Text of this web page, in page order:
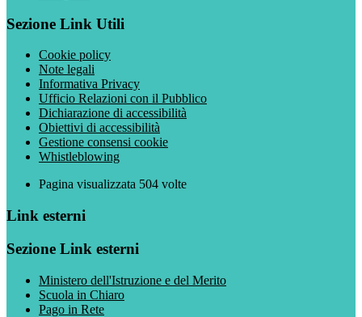
Sezione Link Utili
Cookie policy
Note legali
Informativa Privacy
Ufficio Relazioni con il Pubblico
Dichiarazione di accessibilità
Obiettivi di accessibilità
Gestione consensi cookie
Whistleblowing
Pagina visualizzata 504 volte
Link esterni
Sezione Link esterni
Ministero dell'Istruzione e del Merito
Scuola in Chiaro
Pago in Rete